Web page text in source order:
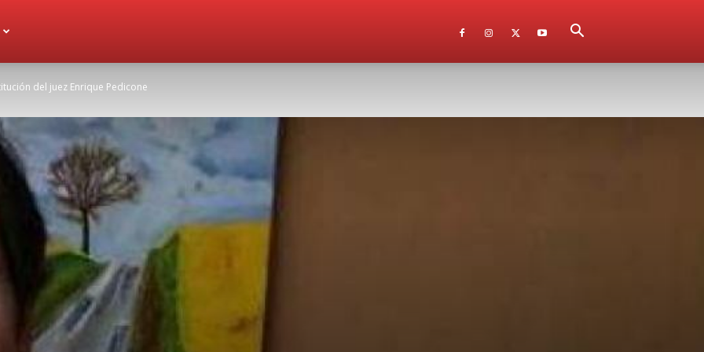
del juez Enrique Pedicone